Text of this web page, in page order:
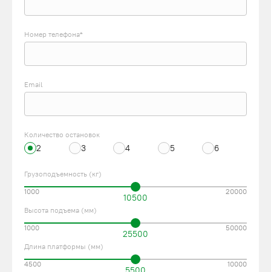
Номер телефона*
Email
Количество остановок
2 3 4 5 6
Грузоподъемность (кг)
10500
1000 20000
Высота подъема (мм)
25500
1000 50000
Длина платформы (мм)
4500 10000